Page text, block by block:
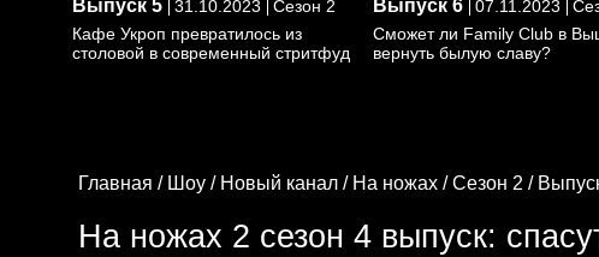
Выпуск 5 31.10.2023
Сезон 2
Кафе Укроп превратилось из
столовой в современный стритфуд
Выпуск 6 07.11.2023
Сможет ли Family Club в
вернуть былую славу?
Главная / Шоу / Новый канал / На ножах /Сезон 2 /
На ножах 2 сезон 4 выпуск: